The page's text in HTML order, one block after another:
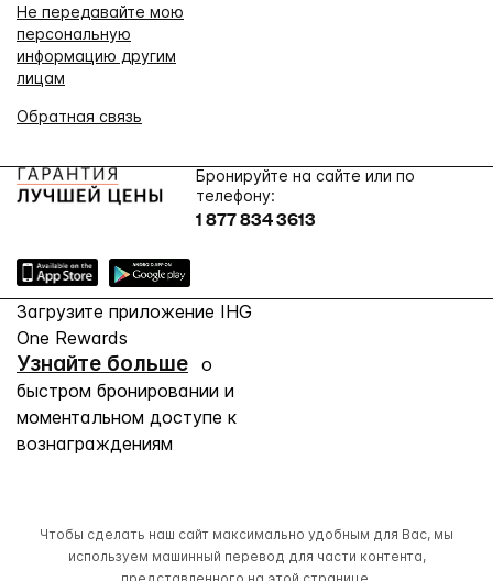
Не передавайте мою
персональную
информацию другим
лицам
Обратная связь
Бронируйте на сайте или по
телефону:
1 877 834 3613
Загрузите приложение IHG
One Rewards
Узнайте больше о
быстром бронировании и
моментальном доступе к
вознаграждениям
Чтобы сделать наш сайт максимально удобным для Вас, мы
используем машинный перевод для части контента,